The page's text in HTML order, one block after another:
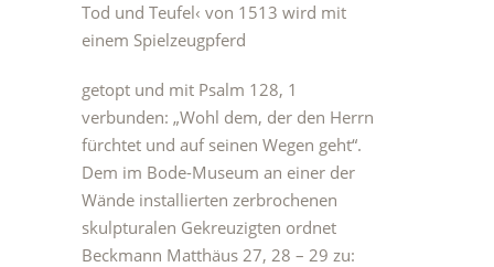
Tod und Teufel‹ von 1513 wird mit
einem Spielzeugpferd
getopt und mit Psalm 128, 1
verbunden: „Wohl dem, der den Herrn
fürchtet und auf seinen Wegen geht“.
Dem im Bode-Museum an einer der
Wände installierten zerbrochenen
skulpturalen Gekreuzigten ordnet
Beckmann Matthäus 27, 28 – 29 zu: